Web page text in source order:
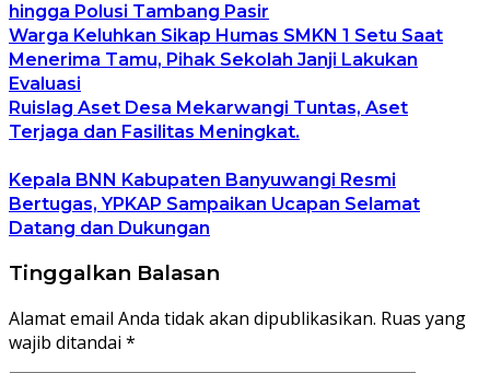
hingga Polusi Tambang Pasir
Warga Keluhkan Sikap Humas SMKN 1 Setu Saat
Menerima Tamu, Pihak Sekolah Janji Lakukan
Evaluasi
Ruislag Aset Desa Mekarwangi Tuntas, Aset
Terjaga dan Fasilitas Meningkat.
Kepala BNN Kabupaten Banyuwangi Resmi
Bertugas, YPKAP Sampaikan Ucapan Selamat
Datang dan Dukungan
Tinggalkan Balasan
Alamat email Anda tidak akan dipublikasikan. Ruas yang
wajib ditandai *